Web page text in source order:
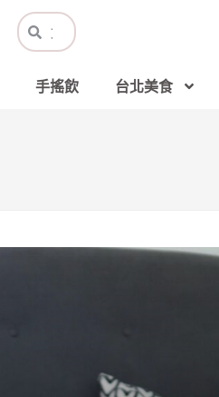
手搖飲 台北美食